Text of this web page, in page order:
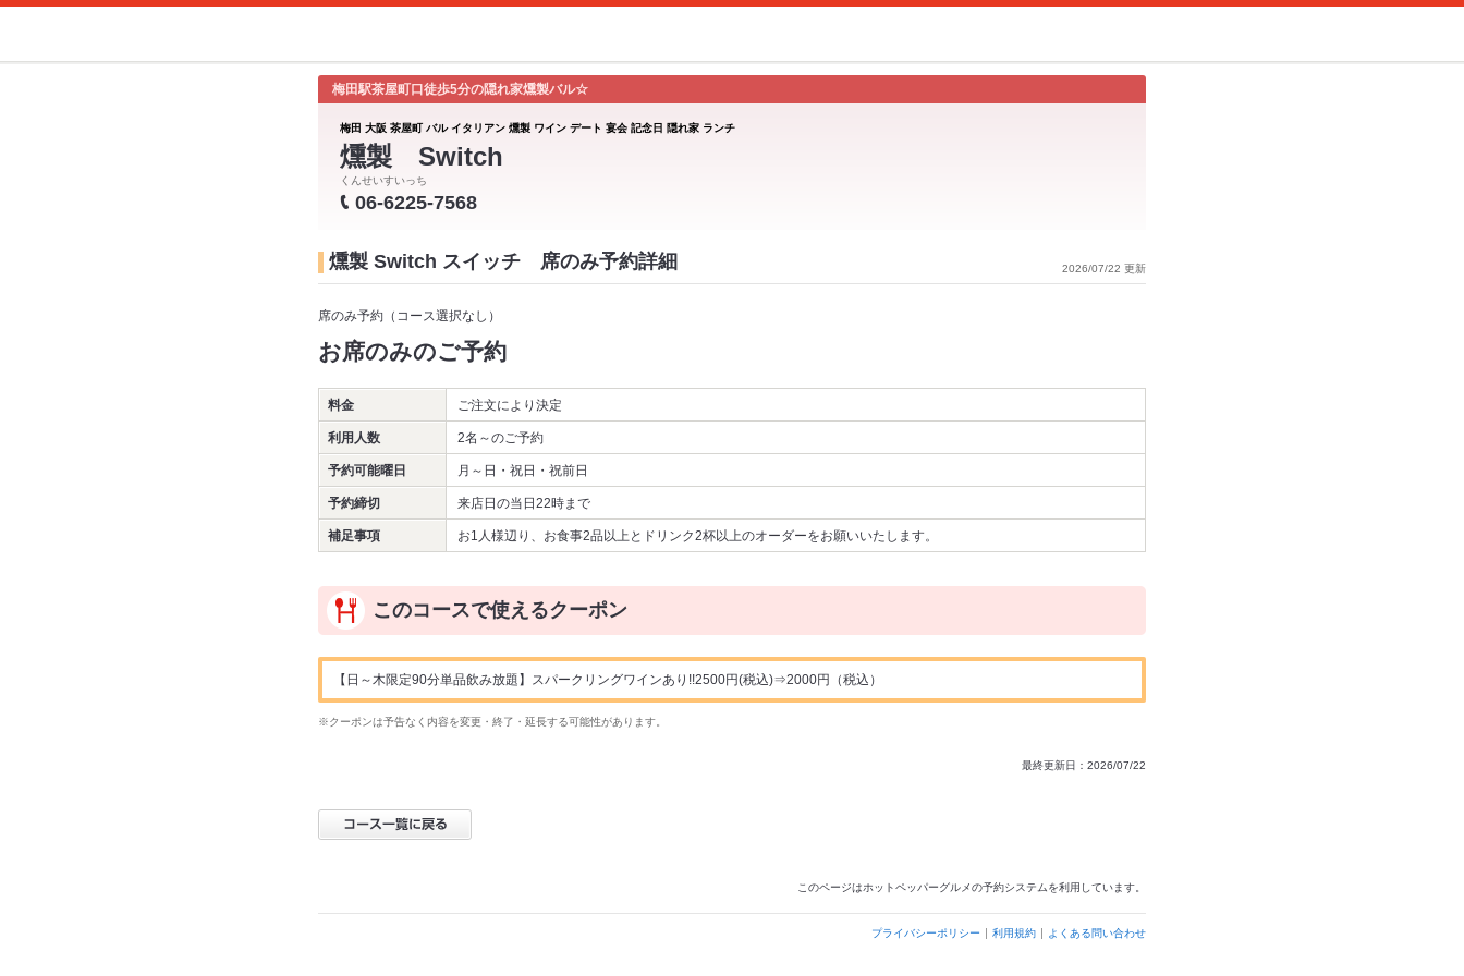
梅田駅茶屋町口徒歩5分の隠れ家燻製バル☆
梅田 大阪 茶屋町 バル イタリアン 燻製 ワイン デート 宴会 記念日 隠れ家 ランチ
燻製 Switch
くんせいすいっち
06-6225-7568
2026/07/22 更新
燻製 Switch スイッチ 席のみ予約詳細
席のみ予約（コース選択なし）
お席のみのご予約
料金 ご注文により決定
利用人数 2名～のご予約
予約可能曜日 月～日・祝日・祝前日
予約締切 来店日の当日22時まで
補足事項 お1人様辺り、お食事2品以上とドリンク2杯以上のオーダーをお願いいたします。
このコースで使えるクーポン
【日～木限定90分単品飲み放題】スパークリングワインあり!!2500円(税込)⇒2000円（税込）
※クーポンは予告なく内容を変更・終了・延長する可能性があります。
最終更新日：2026/07/22
このページはホットペッパーグルメの予約システムを利用しています。
プライバシーポリシー 利用規約 よくある問い合わせ